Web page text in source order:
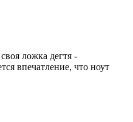
ложка дегтя -
впечатление, что ноут